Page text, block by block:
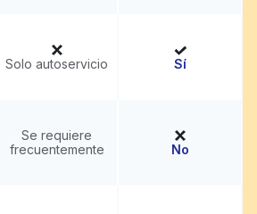
Solo autoservicio Sí
Se requiere
frecuentemente
No